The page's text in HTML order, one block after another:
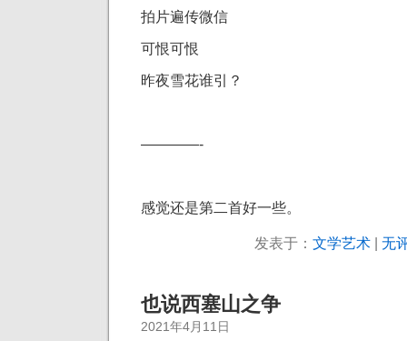
拍片遍传微信
可恨可恨
昨夜雪花谁引？
————-
感觉还是第二首好一些。
发表于： 文学艺术| 无
也说西塞山之争
2021年4月11日